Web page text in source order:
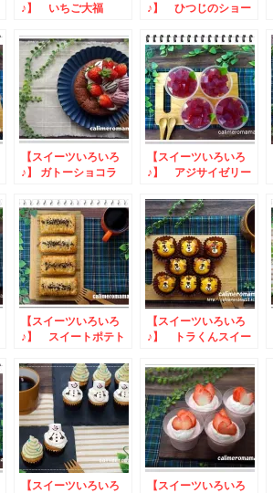
♪】 いちご大福
♪】 ひつじのショー
ック
【スイーツいろいろ
♪】 ガトーショコラ
【スイーツいろいろ
♪】 アジサイゼリー
【スイーツいろいろ
♪】 スイートポテト
【スイーツいろいろ
♪】 トラくんスイー
【スイーツいろいろ
【スイーツいろいろ